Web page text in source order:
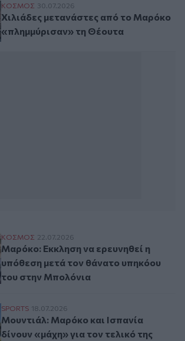
Χιλιάδες μετανάστες από το Μαρόκο
ΚΟΣΜΟΣ 30.07.2026
Χιλιάδες μετανάστες από το Μαρόκο
«πλημμύρισαν» τη Θέουτα
Μαρόκο: Εκκληση να ερευνηθεί η
ΚΟΣΜΟΣ 22.07.2026
Μαρόκο: Εκκληση να ερευνηθεί η
υπόθεση μετά τον θάνατο υπηκόου
του στην Μπολόνια
Μουντιάλ: Μαρόκο και Ισπανία δίνουν
SPORTS 18.07.2026
Μουντιάλ: Μαρόκο και Ισπανία
δίνουν «μάχη» για τον τελικό της